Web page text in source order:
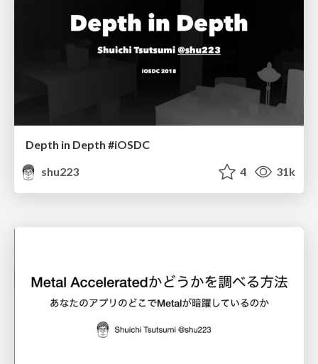
Depth in Depth #iOSDC
shu223
4 31k